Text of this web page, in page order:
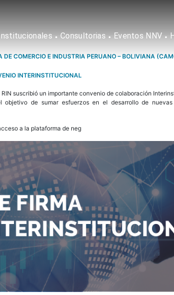
Consultorias Eventos NNV
COMERCIO E INDUSTRIA PERUANO – BOLIVIANA
INTERINSTITUCIONAL
suscribió un importante convenio de colaboración
objetivo de sumar esfuerzos en el desarrollo de
a la plataforma de neg